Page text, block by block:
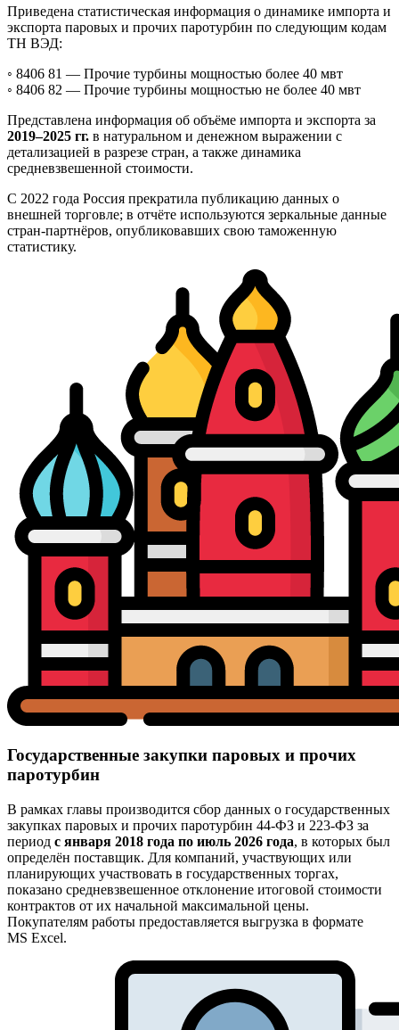
Приведена статистическая информация о динамике импорта и
экспорта паровых и прочих паротурбин по следующим кодам
ТН ВЭД:
◦ 8406 81 — Прочие турбины мощностью более 40 мвт
◦ 8406 82 — Прочие турбины мощностью не более 40 мвт
Представлена информация об объёме импорта и экспорта за
2019–2025 гг. в натуральном и денежном выражении с
детализацией в разрезе стран, а также динамика
средневзвешенной стоимости.
С 2022 года Россия прекратила публикацию данных о
внешней торговле; в отчёте используются зеркальные данные
стран-партнёров, опубликовавших свою таможенную
статистику.
Государственные закупки паровых и прочих
паротурбин
В рамках главы производится сбор данных о государственных
закупках паровых и прочих паротурбин 44-ФЗ и 223-ФЗ за
период с января 2018 года по июль 2026 года, в которых был
определён поставщик. Для компаний, участвующих или
планирующих участвовать в государственных торгах,
показано средневзвешенное отклонение итоговой стоимости
контрактов от их начальной максимальной цены.
Покупателям работы предоставляется выгрузка в формате
MS Excel.